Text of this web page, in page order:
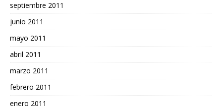
septiembre 2011
junio 2011
mayo 2011
abril 2011
marzo 2011
febrero 2011
enero 2011